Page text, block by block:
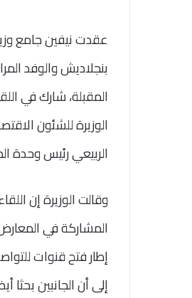
عقدت نيفين جامع
بنجلاديش والوفد
المقبلة، شارك في
الوزيرة للشئون
الربيعي رئيس وحدة
وقالت الوزيرة إن
المشاركة في المعارض
إطار فتح قنوات
إلى أن الجانبين